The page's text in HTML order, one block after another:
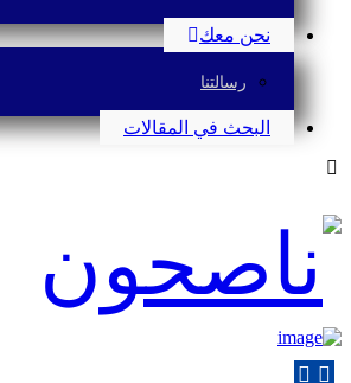
نحن معك
رسالتنا
البحث في المقالات